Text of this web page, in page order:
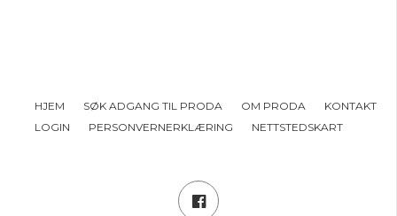
HJEM SØK ADGANG TIL PRODA OM PRODA
KONTAKT
LOGIN
PERSONVERNERKLÆRING NETTSTEDSKART